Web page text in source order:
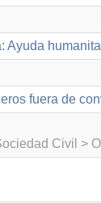
Ayuda
fuera de
Civil >